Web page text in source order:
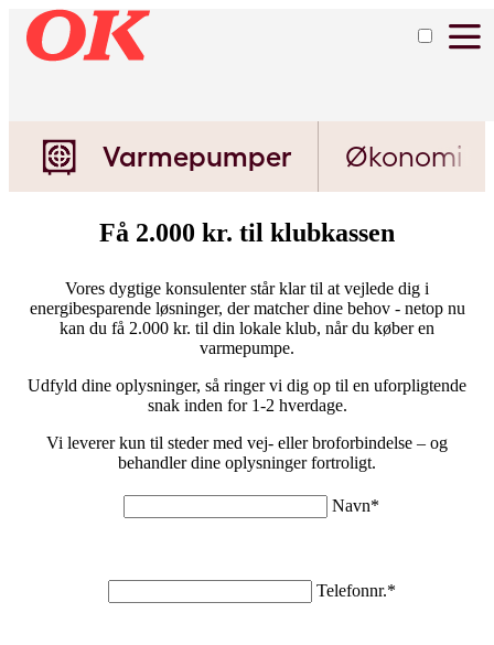
Varmepumper Økonomi
Få 2.000 kr. til klubkassen
Vores dygtige konsulenter står klar til at vejlede dig i
energibesparende løsninger, der matcher dine behov - netop nu
kan du få 2.000 kr. til din lokale klub, når du køber en
varmepumpe.
Udfyld dine oplysninger, så ringer vi dig op til en uforpligtende
snak inden for 1-2 hverdage.
Vi leverer kun til steder med vej- eller broforbindelse – og
behandler dine oplysninger fortroligt.
Navn*
Telefonnr.*